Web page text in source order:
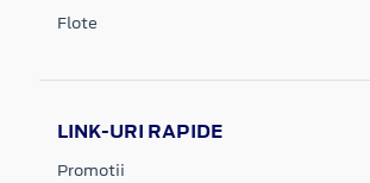
Flote
LINK-URI RAPIDE
Promotii